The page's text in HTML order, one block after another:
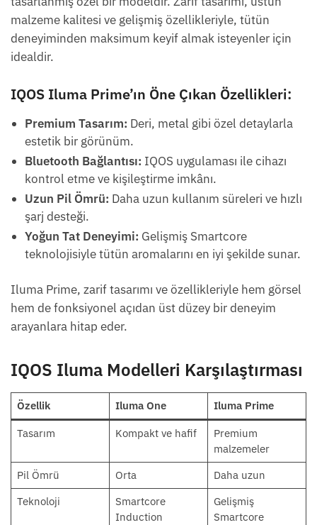
malzeme kalitesi ve gelişmiş özellikleriyle, tütün
deneyiminden maksimum keyif almak isteyenler için
idealdir.
IQOS Iluma Prime’ın Öne Çıkan Özellikleri:
Premium Tasarım: Deri, metal gibi özel detaylarla
estetik bir görünüm.
Bluetooth Bağlantısı: IQOS uygulaması ile cihazı
kontrol etme ve kişileştirme imkânı.
Uzun Pil Ömrü: Daha uzun kullanım süreleri ve hızlı
şarj desteği.
Yoğun Tat Deneyimi: Gelişmiş Smartcore
teknolojisiyle tütün aromalarını en iyi şekilde sunar.
Iluma Prime, zarif tasarımı ve özellikleriyle hem görsel
hem de fonksiyonel açıdan üst düzey bir deneyim
arayanlara hitap eder.
IQOS Iluma Modelleri Karşılaştırması
Özellik Iluma One Iluma Prime
Tasarım Kompakt ve hafif
Premium
malzemeler
Pil Ömrü
Orta
Daha uzun
Teknoloji
Smartcore
Induction
Gelişmiş
Smartcore